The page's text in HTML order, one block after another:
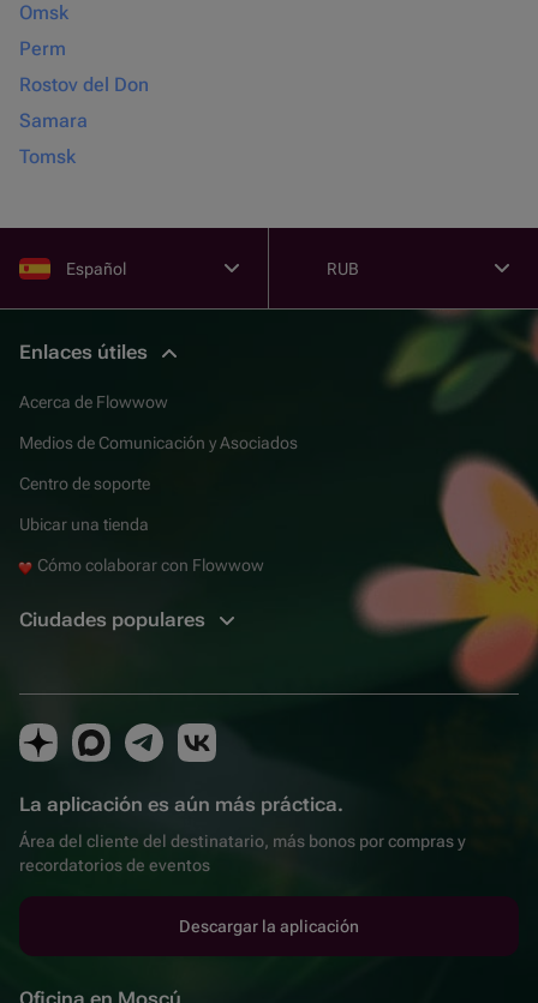
Omsk
Perm
Rostov del Don
Samara
Tomsk
Español RUB
Enlaces útiles
Acerca de Flowwow
Medios de Comunicación y Asociados
Centro de soporte
Ubicar una tienda
Cómo colaborar con Flowwow
Ciudades populares
La aplicación es aún más práctica.
Área del cliente del destinatario, más bonos por compras y
recordatorios de eventos
Descargar la aplicación